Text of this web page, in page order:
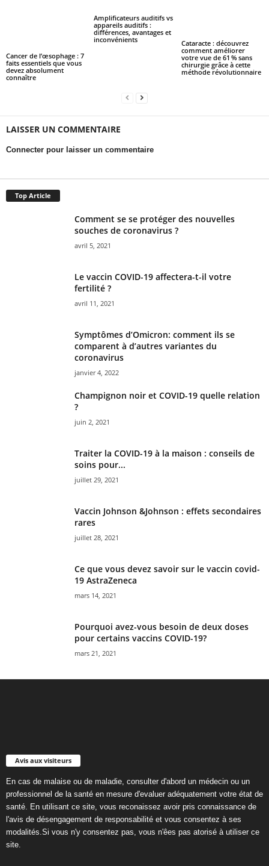
Cancer de l’œsophage : 7
faits essentiels que vous
devez absolument
connaître
Amplificateurs auditifs vs
appareils auditifs :
différences, avantages et
inconvénients
Cataracte : découvrez
comment améliorer
votre vue de 61 % sans
chirurgie grâce à cette
méthode révolutionnaire
LAISSER UN COMMENTAIRE
Connecter pour laisser un commentaire
Top Article
Comment se se protéger des nouvelles
souches de coronavirus ?
avril 5, 2021
Le vaccin COVID-19 affectera-t-il votre
fertilité ?
avril 11, 2021
Symptômes d’Omicron: comment ils se
comparent à d’autres variantes du
coronavirus
janvier 4, 2022
Champignon noir et COVID-19 quelle relation
?
juin 2, 2021
Traiter la COVID-19 à la maison : conseils de
soins pour...
juillet 29, 2021
Vaccin Johnson &Johnson : effets secondaires
rares
juillet 28, 2021
Ce que vous devez savoir sur le vaccin covid-
19 AstraZeneca
mars 14, 2021
Pourquoi avez-vous besoin de deux doses
pour certains vaccins COVID-19?
mars 21, 2021
Avis aux visiteurs
En cas de malaise ou de maladie, consulter d'abord un médecin ou un
professionnel de la santé en mesure d'evaluer adéquatement votre état de
santé. En utilisant ce site, vous reconaissez avoir pris connaissance de
l'avis de désengagement de responsabilité et vous consentez à ses
modalités.Si vous n'y consentez pas, vous n'êes pas atorisé à utiliser ce
site.